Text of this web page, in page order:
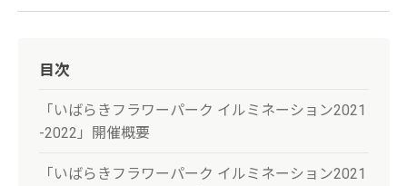
目次
「いばらきフラワーパーク イルミネーション2021
-2022」開催概要
「いばらきフラワーパーク イルミネーション2021